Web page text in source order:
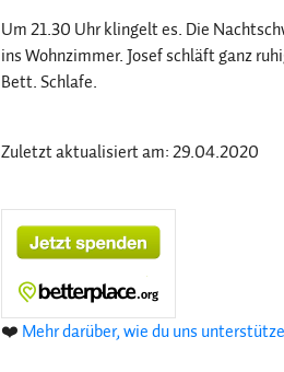
Um 21.30 Uhr klingelt es. Die
ins Wohnzimmer. Josef schläft ganz
Bett. Schlafe.
Zuletzt aktualisiert am: 29.04.2020
❤️ Mehr darüber, wie du uns